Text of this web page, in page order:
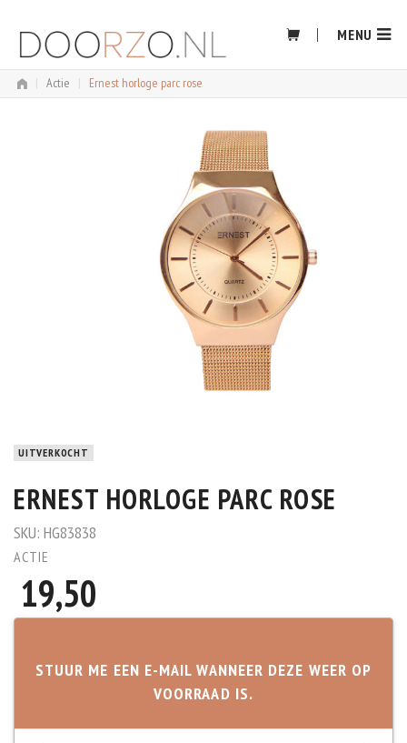
content
MENU
| Actie | Ernest horloge parc rose
UITVERKOCHT
ERNEST HORLOGE PARC ROSE
SKU: HG83838
ACTIE
19,50
STUUR ME EEN E-MAIL WANNEER DEZE WEER OP
VOORRAAD IS.